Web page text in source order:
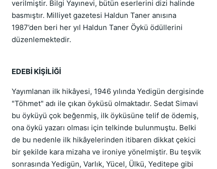
verilmiştir. Bilgi Yayınevi, bütün eserlerini dizi halinde
basmıştır. Milliyet gazetesi Haldun Taner anısına
1987’den beri her yıl Haldun Taner Öykü ödüllerini
düzenlemektedir.
EDEBİ KİŞİLİĞİ
Yayımlanan ilk hikâyesi, 1946 yılında Yedigün dergisinde
"Töhmet" adı ile çıkan öyküsü olmaktadır. Sedat Simavi
bu öyküyü çok beğenmiş, ilk öyküsüne telif de ödemiş,
ona öykü yazarı olması için telkinde bulunmuştu. Belki
de bu nedenle ilk hikâyelerinden itibaren dikkat çekici
bir şekilde kara mizaha ve ironiye yönelmiştir. Bu teşvik
sonrasında Yedigün, Varlık, Yücel, Ülkü, Yeditepe gibi